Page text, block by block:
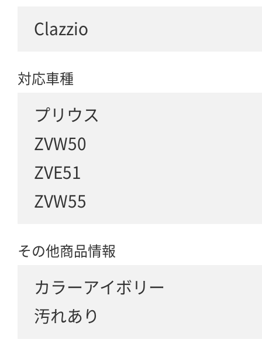
Clazzio
対応車種
プリウス
ZVW50
ZVE51
ZVW55
その他商品情報
カラーアイボリー
汚れあり